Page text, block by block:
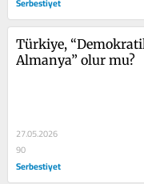
Türkiye,
Almanya” olur mu?
27.05.2026
90
Serbestiyet